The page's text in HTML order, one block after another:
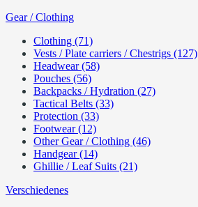
Gear / Clothing
Clothing (71)
Vests / Plate carriers / Chestrigs (127)
Headwear (58)
Pouches (56)
Backpacks / Hydration (27)
Tactical Belts (33)
Protection (33)
Footwear (12)
Other Gear / Clothing (46)
Handgear (14)
Ghillie / Leaf Suits (21)
Verschiedenes